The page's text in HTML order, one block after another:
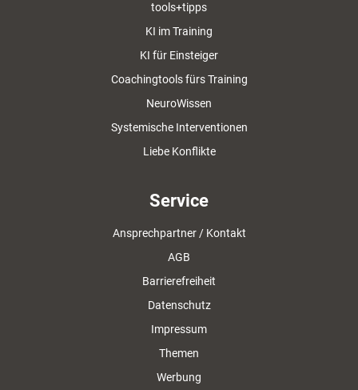
tools+tipps
KI im Training
KI für Einsteiger
Coachingtools fürs Training
NeuroWissen
Systemische Interventionen
Liebe Konflikte
Service
Ansprechpartner / Kontakt
AGB
Barrierefreiheit
Datenschutz
Impressum
Themen
Werbung